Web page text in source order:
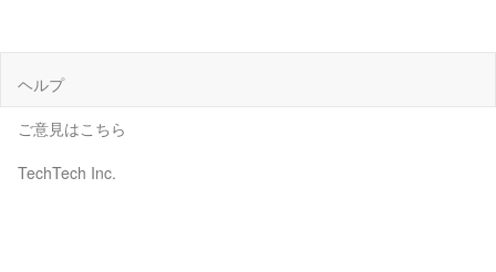
ヘルプ
ご意見はこちら
TechTech Inc.